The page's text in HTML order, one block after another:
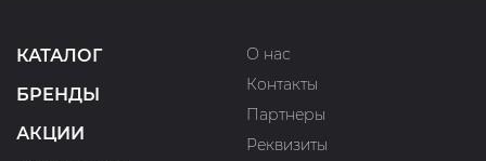
КАТАЛОГ
БРЕНДЫ
АКЦИИ
О нас
Контакты
Партнеры
Реквизиты